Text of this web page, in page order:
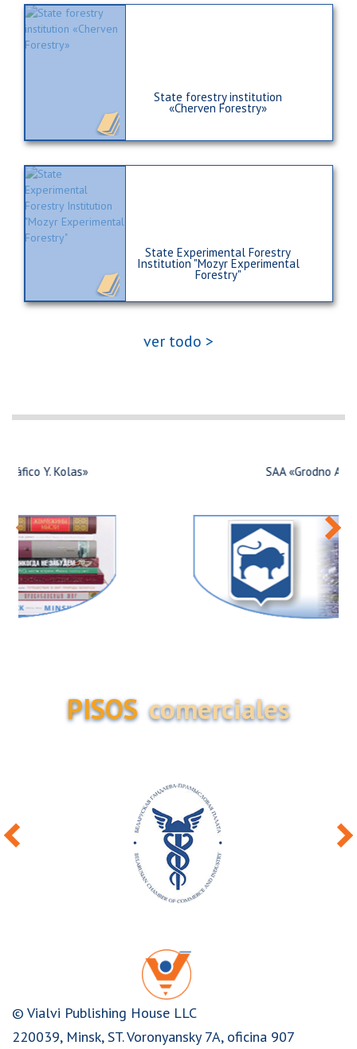
State forestry institution
«Cherven Forestry»
State Experimental Forestry
Institution "Mozyr Experimental
Forestry"
ver todo >
PISOS comerciales
© Vialvi Publishing House LLC
220039, Minsk, ST. Voronyansky 7A, oficina 907